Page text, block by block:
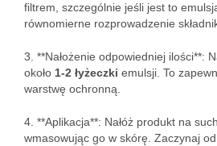
filtrem, szczególnie jeśli jest to
równomierne rozprowadzenie
3. **Nałożenie odpowiedniej ilości**:
około 1-2 łyżeczki emulsji. To
warstwę ochronną.
4. **Aplikacja**: Nałóż produkt na
wmasowując go w skórę. Zaczynaj